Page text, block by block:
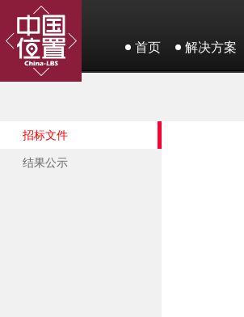
首页 解决方案
招标文件
结果公示